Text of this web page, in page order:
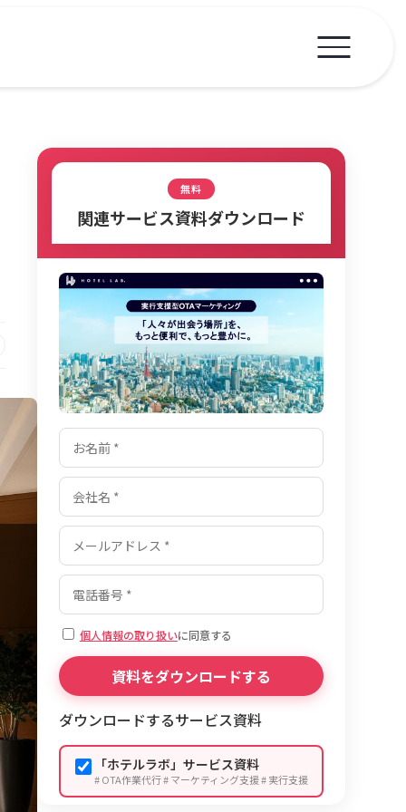
無料
関連サービス資料ダウンロード
個人情報の取り扱いに同意する
ダウンロードするサービス資料
「ホテルラボ」サービス資料
# OTA作業代行 # マーケティング支援 # 実行支援